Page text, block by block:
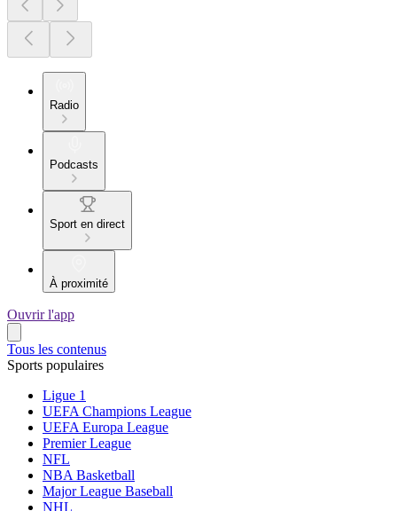
Radio
Podcasts
Sport en direct
À proximité
Ouvrir l'app
Tous les contenus
Sports populaires
Ligue 1
UEFA Champions League
UEFA Europa League
Premier League
NFL
NBA Basketball
Major League Baseball
NHL